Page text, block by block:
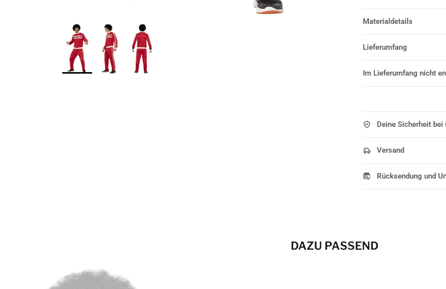
Materialdetails
Lieferumfang
Im Lieferumfang nicht
Deine Sicherheit bei
Versand
Rücksendung und
DAZU PASSEND